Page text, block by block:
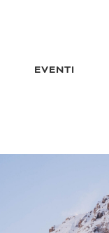
EVENTI